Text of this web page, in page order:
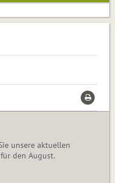
unsere aktuellen
den August.